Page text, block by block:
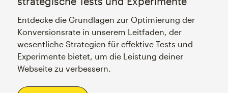
Entdecke die Grundlagen zur Optimierung der
Konversionsrate in unserem Leitfaden, der
wesentliche Strategien für effektive Tests und
Experimente bietet, um die Leistung deiner
Webseite zu verbessern.